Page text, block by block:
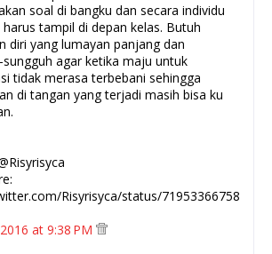
soal di bangku dan secara individu
tampil di depan kelas. Butuh
diri yang lumayan panjang dan
sungguh agar ketika maju untuk
tidak merasa terbebani sehingga
di tangan yang terjadi masih bisa ku
Risyrisyca/status/71953366758
at 9:38 PM